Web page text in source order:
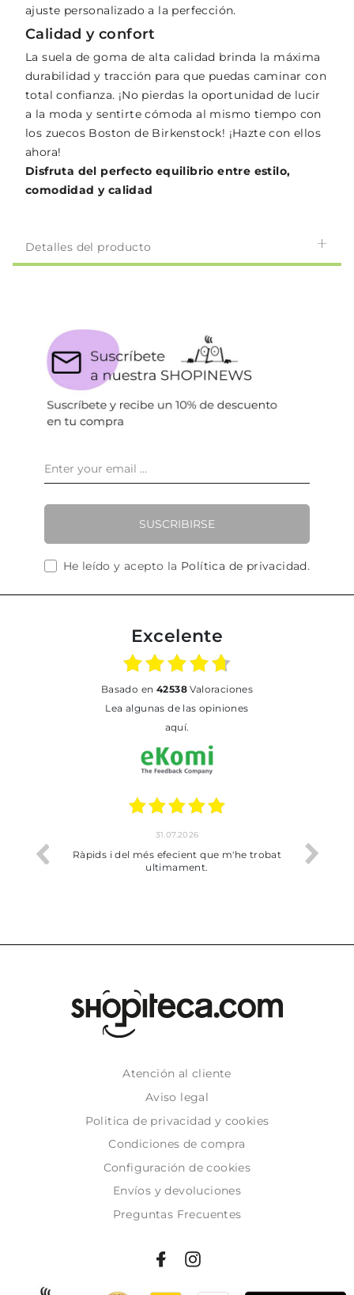
ajuste personalizado a la perfección.
Calidad y confort
La suela de goma de alta calidad brinda la máxima
durabilidad y tracción para que puedas caminar con
total confianza. ¡No pierdas la oportunidad de lucir
a la moda y sentirte cómoda al mismo tiempo con
los zuecos Boston de Birkenstock! ¡Hazte con ellos
ahora!
Disfruta del perfecto equilibrio entre estilo,
comodidad y calidad
Detalles del producto
SUSCRIBIRSE
He leído y acepto la Política de privacidad.
Excelente
basado en 42538Valoraciones
Lea algunas de las opiniones
aquí.
que m'he trobat
Bien pero soy de Vilafranca y no me ha
dejado recoger en tienda
Atención al cliente
Aviso legal
Politica de privacidad y cookies
Condiciones de compra
Configuración de cookies
Envíos y devoluciones
Preguntas Frecuentes